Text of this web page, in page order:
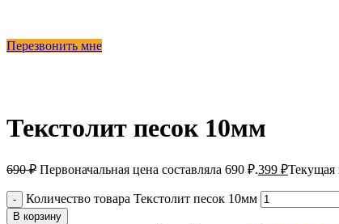
Перезвонить мне
Текстолит песок 10мм
690₽ Первоначальная цена составляла 690 ₽.399 ₽Текущая
Количество товара Текстолит песок 10мм
В корзину